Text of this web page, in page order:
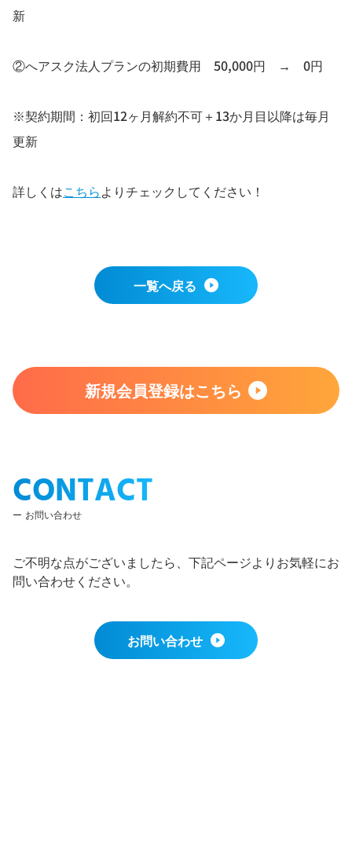
新
②へアスク法人プランの初期費用 50,000円 → 0円
※契約期間：初回12ヶ月解約不可＋13か月目以降は毎月
更新
詳しくはこちらよりチェックしてください！
一覧へ戻る
新規会員登録はこちら
CONTACT
お問い合わせ
ご不明な点がございましたら、下記ページよりお気軽にお
問い合わせください。
お問い合わせ